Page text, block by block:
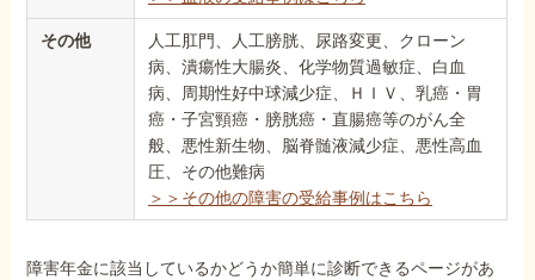
その他
人工肛門、人工膀胱、尿路変更、クローン
病、潰瘍性大腸炎、化学物質過敏症、白血
病、周期性好中球減少症、ＨＩＶ、乳癌・胃
癌・子宮頸癌・膀胱癌・直腸癌等のがん全
般、悪性新生物、脳脊髄液減少症、悪性高血
圧、その他難病
＞＞その他の障害の受給事例はこちら
障害年金に該当しているかどうか簡単に診断できるページがあ